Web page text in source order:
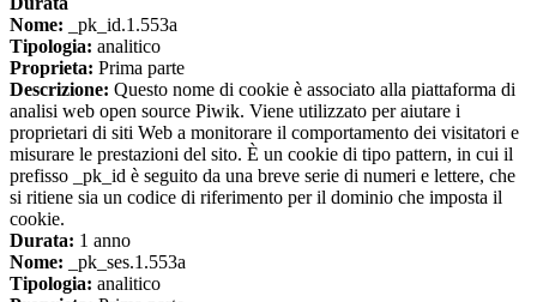
Nome: _pk_id.1.553a
Tipologia: analitico
Proprieta: Prima parte
Descrizione: Questo nome di cookie è associato alla piattaforma di
analisi web open source Piwik. Viene utilizzato per aiutare i
proprietari di siti Web a monitorare il comportamento dei visitatori e
misurare le prestazioni del sito. È un cookie di tipo pattern, in cui il
prefisso _pk_id è seguito da una breve serie di numeri e lettere, che
si ritiene sia un codice di riferimento per il dominio che imposta il
cookie.
Durata: 1 anno
Nome: _pk_ses.1.553a
Tipologia: analitico